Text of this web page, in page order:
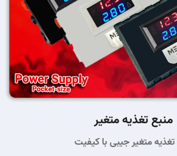
منبع تغذیه متغیر
تغذیه متغیر جیبی با کیفیت